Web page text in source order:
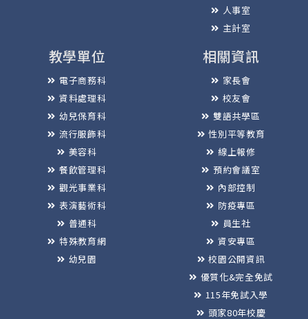
人事室
主計室
教學單位
電子商務科
資料處理科
幼兒保育科
流行服飾科
美容科
餐飲管理科
觀光事業科
表演藝術科
普通科
特殊教育網
幼兒園
相關資訊
家長會
校友會
雙語共學區
性別平等教育
線上報修
預約會議室
內部控制
防疫專區
員生社
資安專區
校園公開資訊
優質化&完全免試
115年免試入學
頭家80年校慶